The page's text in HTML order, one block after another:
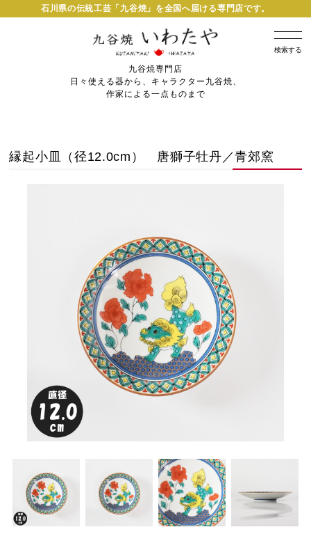
石川県の伝統工芸「九谷焼」を全国へ届ける専門店です。
検索する
九谷焼専門店
日々使える器から、キャラクター九谷焼、
作家による一点ものまで
縁起小皿（径12.0cm） 唐獅子牡丹／青郊窯